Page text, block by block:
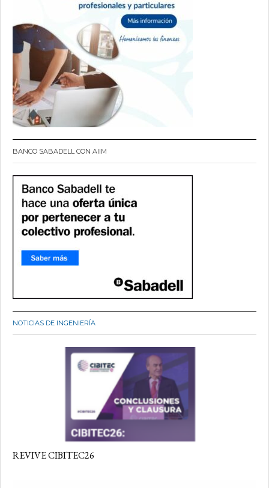
BANCO SABADELL CON AIIM
NOTICIAS DE INGENIERÍA
REVIVE CIBITEC26